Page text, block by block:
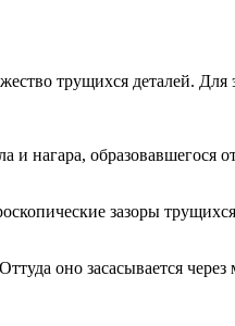
трущихся деталей. Для
нагара, образовавшегося
зазоры
оно засасывается